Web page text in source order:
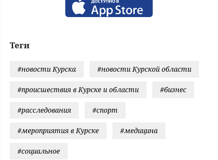
Теги
#новости Курска #новости Курской области
#происшествия в Курске и области #бизнес
#расследования #спорт
#мероприятия в Курске #медицина
#социальное